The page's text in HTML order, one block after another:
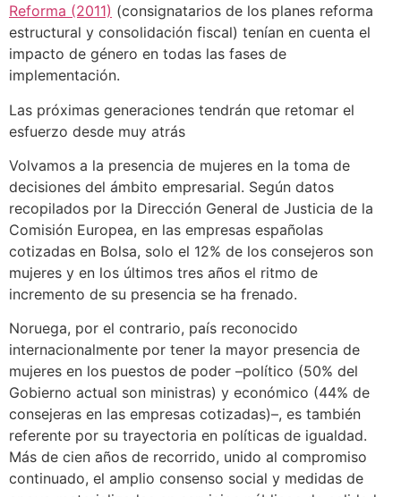
Reforma (2011) (consignatarios de los planes reforma
estructural y consolidación fiscal) tenían en cuenta el
impacto de género en todas las fases de
implementación.
Las próximas generaciones tendrán que retomar el
esfuerzo desde muy atrás
Volvamos a la presencia de mujeres en la toma de
decisiones del ámbito empresarial. Según datos
recopilados por la Dirección General de Justicia de la
Comisión Europea, en las empresas españolas
cotizadas en Bolsa, solo el 12% de los consejeros son
mujeres y en los últimos tres años el ritmo de
incremento de su presencia se ha frenado.
Noruega, por el contrario, país reconocido
internacionalmente por tener la mayor presencia de
mujeres en los puestos de poder –político (50% del
Gobierno actual son ministras) y económico (44% de
consejeras en las empresas cotizadas)–, es también
referente por su trayectoria en políticas de igualdad.
Más de cien años de recorrido, unido al compromiso
continuado, el amplio consenso social y medidas de